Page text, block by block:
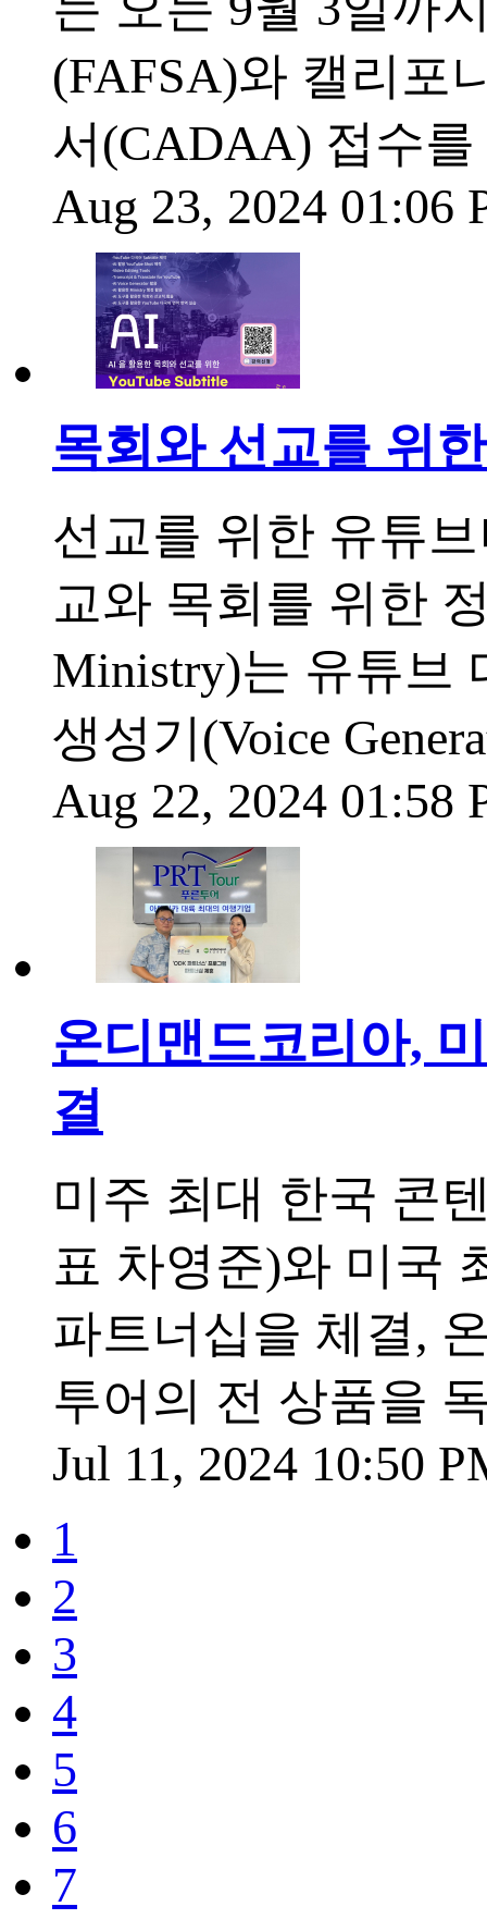
(FAFSA)와 캘리포
서(CADAA) 접수
Aug 23, 2024 01:06
목회와 선교를 위
선교를 위한 유튜
교와 목회를 위한
Ministry)는 유튜브
생성기(Voice
Aug 22, 2024 01:58
온디맨드코리아,
결
미주 최대 한국 콘
표 차영준)와 미국
파트너십을 체결,
투어의 전 상품을
Jul 11, 2024 10:50
1
2
3
4
5
6
7